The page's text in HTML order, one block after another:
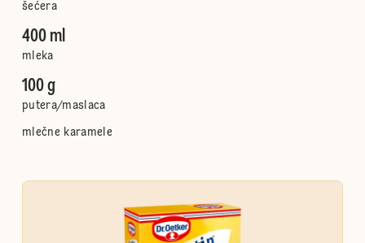
šećera
400 ml
mleka
100 g
putera/maslaca
mlečne karamele